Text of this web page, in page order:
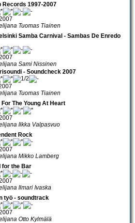
Records 1997-2007
Tuomas Tiainen
Samba Carnival - Sambas De Enredo
Sami Nissinen
- Soundcheck 2007
Tuomas Tiainen
For The Young At Heart
Ilkka Valpasvuo
Rock
Mikko Lamberg
for the Bar
Ilmari Ivaska
työ - soundtrack
Otto Kylmälä